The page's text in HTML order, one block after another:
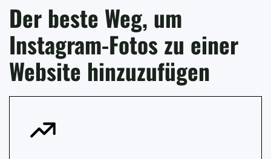
Der beste Weg, um
Instagram-Fotos zu einer
Website hinzuzufügen